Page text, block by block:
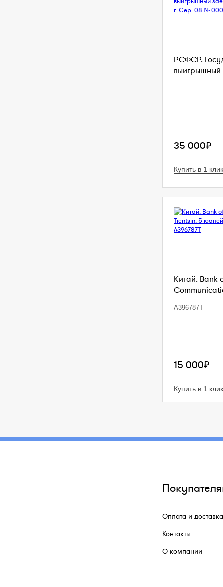
РСФСР.
выигрышный
35 000₽
Купить в 1 клик
Китай. Bank
A396787T
15 000₽
Купить в 1 клик
Оплата и доставка
Контакты
О компании